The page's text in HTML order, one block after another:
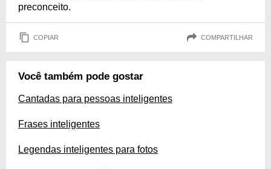
preconceito.
COPIAR COMPARTILHAR
Você também pode gostar
Cantadas para pessoas inteligentes
Frases inteligentes
Legendas inteligentes para fotos